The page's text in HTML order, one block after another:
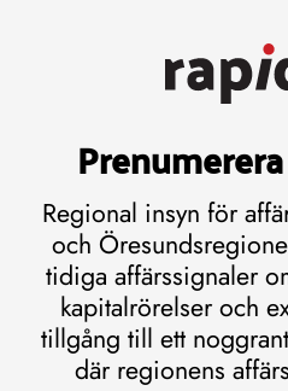
Regional insyn för
och
tidiga affärssignaler
kapitalrörelser och
tillgång till ett
där regionens